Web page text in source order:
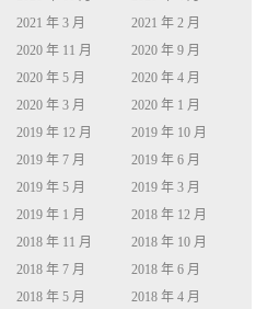
2021 年 3 月
2021 年 2 月
2020 年 11 月
2020 年 9 月
2020 年 5 月
2020 年 4 月
2020 年 3 月
2020 年 1 月
2019 年 12 月
2019 年 10 月
2019 年 7 月
2019 年 6 月
2019 年 5 月
2019 年 3 月
2019 年 1 月
2018 年 12 月
2018 年 11 月
2018 年 10 月
2018 年 7 月
2018 年 6 月
2018 年 5 月
2018 年 4 月